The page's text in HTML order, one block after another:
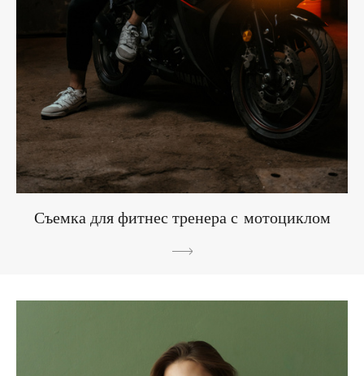
Съемка для фитнес тренера с мотоциклом